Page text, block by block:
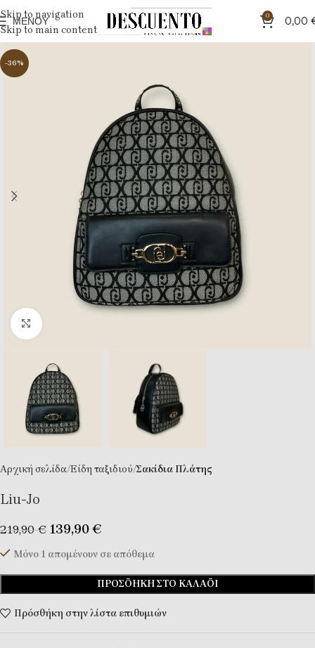
Skip to navigation
Skip to main content
ΜΕΝΟΎ 0 0,00
-36%
Κλικ για μεγέθυνση
Αρχική σελίδα Eίδη ταξιδιού Σακίδια Πλάτης
Liu-Jo
219,90€ 139,90€
Μόνο 1 απομένουν σε απόθεμα
ΠΡΟΣΘΉΚΗ ΣΤΟ ΚΑΛΆΘΙ
Πρόσθήκη στην λίστα επιθυμιών